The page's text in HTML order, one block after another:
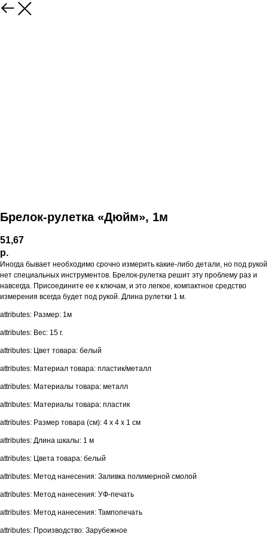
Брелок-рулетка «Дюйм», 1м
51,67
р.
Иногда бывает необходимо срочно измерить какие-либо детали, но под рукой
нет специальных инструментов. Брелок-рулетка решит эту проблему раз и
навсегда. Присоедините ее к ключам, и это легкое, компактное средство
измерения всегда будет под рукой. Длина рулетки 1 м.
attributes: Размер: 1м
attributes: Вес: 15 г.
attributes: Цвет товара: белый
attributes: Материал товара: пластик/металл
attributes: Материалы товара: металл
attributes: Материалы товара: пластик
attributes: Размер товара (см): 4 х 4 х 1 см
attributes: Длина шкалы: 1 м
attributes: Цвета товара: белый
attributes: Метод нанесения: Заливка полимерной смолой
attributes: Метод нанесения: УФ-печать
attributes: Метод нанесения: Тампопечать
attributes: Производство: Зарубежное